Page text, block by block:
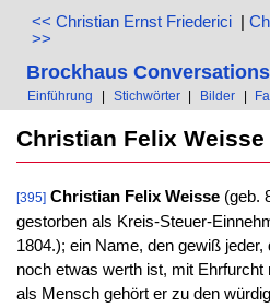
<< Christian Ernst Friederici |
>>
Brockhaus
Einführung | Stichwörter | Bilder |
Christian Felix Weisse
[395] Christian Felix Weisse(geb.
gestorben als Kreis-Steuer-
1804.); ein Name, den gewiß
noch etwas werth ist, mit Ehrfurcht
als Mensch gehört er zu den